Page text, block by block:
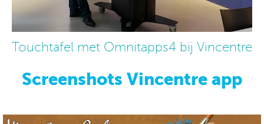
Touchtafel met Omnitapps4 bij Vincentre
Screenshots Vincentre app